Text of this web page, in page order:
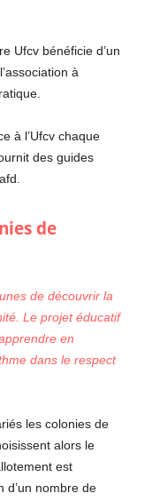
Ufcv bénéficie d’un
à
à l’Ufcv chaque
des guides
de
de découvrir la
Le projet éducatif
en
dans le respect
les colonies de
alors le
est
d’un nombre de